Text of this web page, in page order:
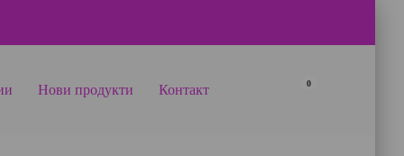
0
Нови продукти Контакт